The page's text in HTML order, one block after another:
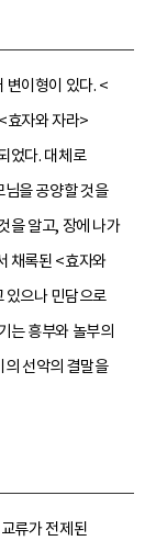
변이형이 있다. <
효자와 자라>
었다. 대체로
을 공양할 것을
을 알고, 장에 나가
채록된 <효자와
있으나 민담으로
는 흥부와 놀부의
의 선악의 결말을
류가 전제된